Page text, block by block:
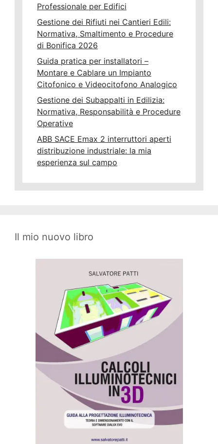
Professionale per Edifici
Gestione dei Rifiuti nei Cantieri Edili:
Normativa, Smaltimento e Procedure
di Bonifica 2026
Guida pratica per installatori –
Montare e Cablare un Impianto
Citofonico e Videocitofono Analogico
Gestione dei Subappalti in Edilizia:
Normativa, Responsabilità e Procedure
Operative
ABB SACE Emax 2 interruttori aperti
distribuzione industriale: la mia
esperienza sul campo
Il mio nuovo libro